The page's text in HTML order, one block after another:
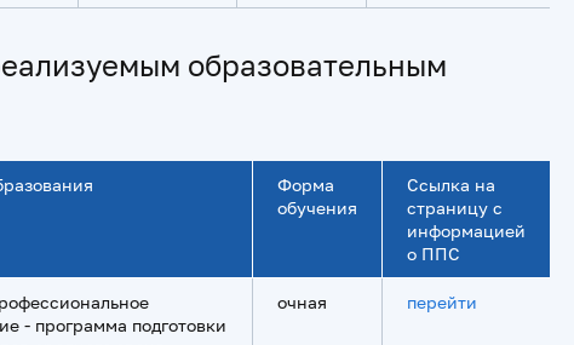
образовательным
Форма
обучения
Ссылка на
страницу с
информацией
о ППС
- программа подготовки
очная перейти